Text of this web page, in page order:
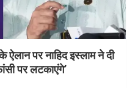
ऐलान पर नाहिद इस्लाम ने दी
पर लटकाएंगे’